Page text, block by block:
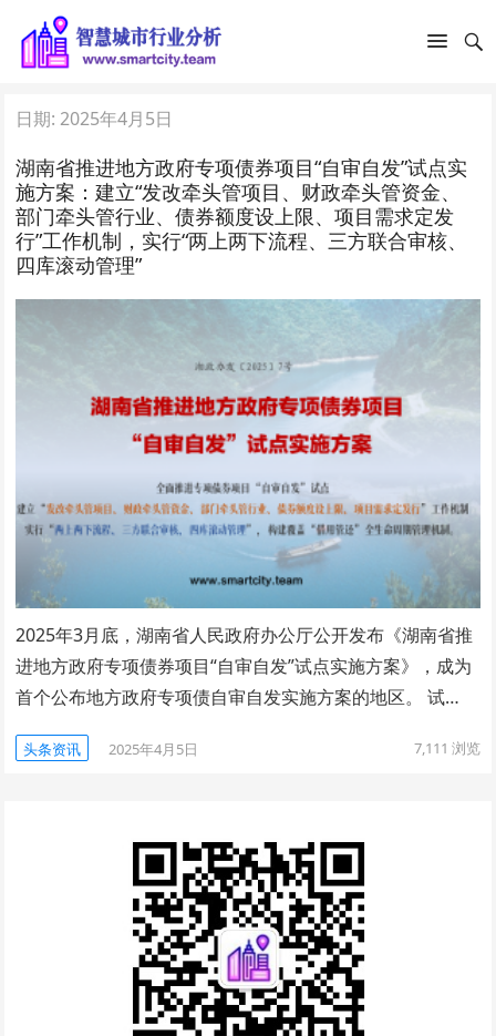
日期:2025年4月5日
湖南省推进地方政府专项债券项目“自审自发”试点实
施方案：建立“发改牵头管项目、财政牵头管资金、
部门牵头管行业、债券额度设上限、项目需求定发
行”工作机制，实行“两上两下流程、三方联合审核、
四库滚动管理”
2025年3月底，湖南省人民政府办公厅公开发布《湖南省推
进地方政府专项债券项目“自审自发”试点实施方案》，成为
首个公布地方政府专项债自审自发实施方案的地区。 试…
头条资讯 2025年4月5日 7,111 浏览